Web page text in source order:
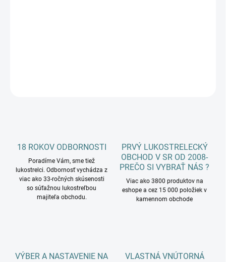
18 ROKOV ODBORNOSTI
Poradíme Vám, sme tiež
lukostrelci. Odbornosť vychádza z
viac ako 33-ročných skúsenosti
so súťažnou lukostreľbou
majiteľa obchodu.
PRVÝ LUKOSTRELECKÝ
OBCHOD V SR OD 2008-
PREČO SI VYBRAŤ NÁS ?
Viac ako 3800 produktov na
eshope a cez 15 000 položiek v
kamennom obchode
VÝBER A NASTAVENIE NA
VLASTNÁ VNÚTORNÁ